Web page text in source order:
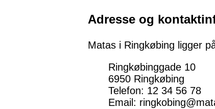
Adresse og
Matas i Ringkøbing ligger
Ringkøbinggade 10
6950 Ringkøbing
Telefon: 12 34 56 78
Email: